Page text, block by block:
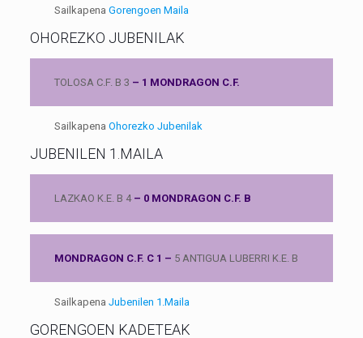
Sailkapena Gorengoen Maila
OHOREZKO JUBENILAK
TOLOSA C.F. B 3 – 1 MONDRAGON C.F.
Sailkapena Ohorezko Jubenilak
JUBENILEN 1.MAILA
LAZKAO K.E. B 4– 0 MONDRAGON C.F. B
MONDRAGON C.F. C 1 – 5 ANTIGUA LUBERRI K.E. B
Sailkapena Jubenilen 1.Maila
GORENGOEN KADETEAK